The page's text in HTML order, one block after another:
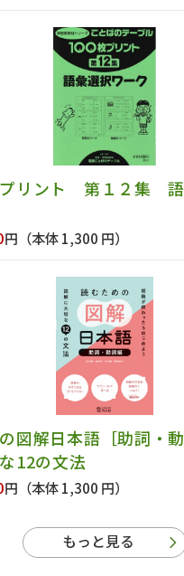
プリント 第１２集
円 （本体 1,300 円）
図解日本語［助詞・
12の文法
円 （本体 1,300 円）
もっと見る